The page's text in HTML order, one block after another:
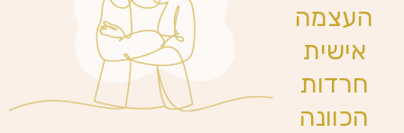
העצמה
אישית
חרדות
הכוונה